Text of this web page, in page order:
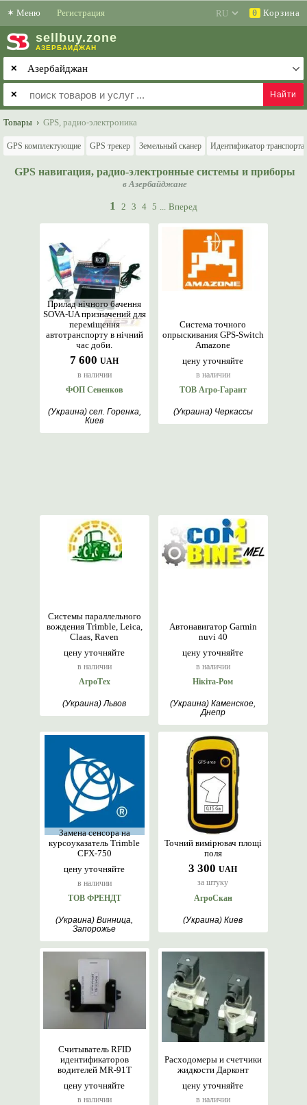
✶ Меню Регистрация 0 Корзина
sell buy.zone
АЗЕРБАЙДЖАН
✕
✕
Товары › GPS, радио-электроника
GPS комплектующие GPS трекер Земельный сканер Идентификатор транспорта
GPS навигация, радио-электронные системы и приборы
в Азербайджане
1 2 3 4 5 ... Вперед
7 600 UAH
в наличии
Прилад нічного бачення
SOVA-UA призначений для
переміщення
автотранспорту в нічний
час доби.
ФОП Сененков
(Украина) сел. Горенка,
Киев
цену уточняйте
в наличии
Система точного
опрыскивания GPS-Switch
Amazone
ТОВ Агро-Гарант
(Украина) Черкассы
цену уточняйте
в наличии
Системы параллельного
вождения Trimble, Leica,
Claas, Raven
АгроТех
(Украина) Львов
цену уточняйте
в наличии
Автонавигатор Garmin
nuvi 40
Нікіта-Ром
(Украина) Каменское,
Днепр
цену уточняйте
в наличии
Замена сенсора на
курсоуказатель Trimble
CFX-750
ТОВ ФРЕНДТ
(Украина) Винница,
Запорожье
3 300 UAH
за штуку
Точний вимірювач площі
поля
АгроСкан
(Украина) Киев
цену уточняйте
в наличии
Считыватель RFID
идентификаторов
водителей MR-91T
цену уточняйте
в наличии
Расходомеры и счетчики
жидкости Дарконт